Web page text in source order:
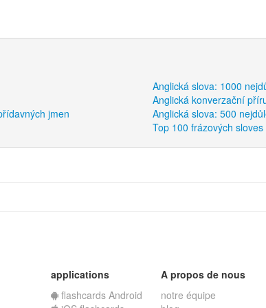
Anglická slova: 1000
Anglická konverzační
jmen
Anglická slova: 500
Top 100 frázových sloves
applications
flashcards Android
A propos de nous
notre équipe